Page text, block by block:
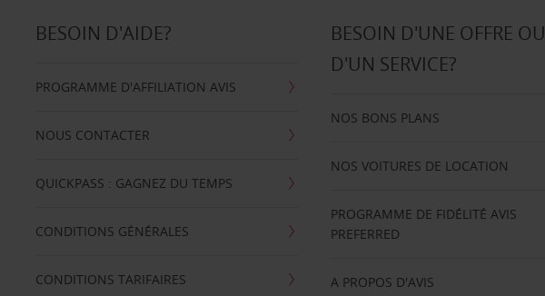
BESOIN D'AIDE?
PROGRAMME D'AFFILIATION AVIS
NOUS CONTACTER
QUICKPASS : GAGNEZ DU TEMPS
CONDITIONS GÉNÉRALES
CONDITIONS TARIFAIRES
BESOIN D'UNE OFFRE OU
D'UN SERVICE?
NOS BONS PLANS
NOS VOITURES DE LOCATION
PROGRAMME DE FIDÉLITÉ AVIS
PREFERRED
A PROPOS D'AVIS